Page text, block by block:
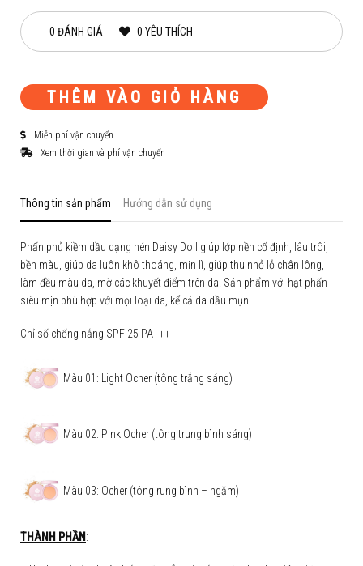
0 ĐÁNH GIÁ 0 YÊU THÍCH
THÊM VÀO GIỎ HÀNG
Miễn phí vận chuyển
Xem thời gian và phí vận chuyển
Thông tin sản phẩm Hướng dẫn sử dụng
Phấn phủ kiềm dầu dạng nén Daisy Doll giúp lớp nền cố định, lâu trôi,
bền màu, giúp da luôn khô thoáng, mịn lì, giúp thu nhỏ lỗ chân lông,
làm đều màu da, mờ các khuyết điểm trên da. Sản phẩm với hạt phấn
siêu mịn phù hợp với mọi loại da, kể cả da dầu mụn.
Chỉ số chống nắng SPF 25 PA+++
Màu 01: Light Ocher (tông trắng sáng)
Màu 02: Pink Ocher (tông trung bình sáng)
Màu 03: Ocher (tông rung bình – ngăm)
THÀNH PHẦN: